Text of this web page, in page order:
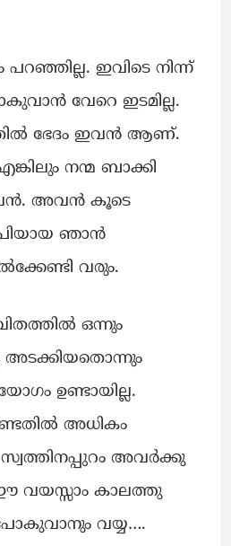
ഇവിടെ നിന്ന്
വേറെ ഇടമില്ല.
ഭേദം ഇവൻ ആണ്.
നന്മ ബാക്കി
അവൻ കൂടെ
ഞാൻ
വരും.
ഒന്നും
അടക്കിയതൊന്നും
ഉണ്ടായില്ല.
അധികം
സ്വത്തിനപ്പുറം അവർക്കു
ഈ വയസ്സാം കാലത്തു
വയ്യ….